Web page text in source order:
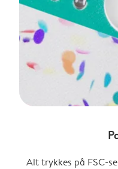
Alt trykkes på FSC-